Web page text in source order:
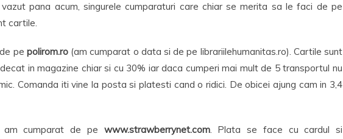
pana acum, singurele cumparaturi care chiar se merita sa le faci de pe
cartile.
pe polirom.ro(am cumparat o data si de pe librariilehumanitas.ro). Cartile sunt
in magazine chiar si cu 30% iar daca cumperi mai mult de 5 transportul nu
Comanda iti vine la posta si platesti cand o ridici. De obicei ajung cam in 3,4
am cumparat de pe www.strawberrynet.com. Plata se face cu cardul si